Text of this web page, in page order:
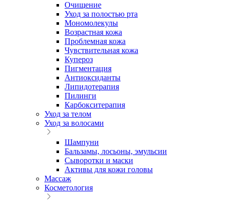
Очищение
Уход за полостью рта
Мономолекулы
Возрастная кожа
Проблемная кожа
Чувствительная кожа
Купероз
Пигментация
Антиоксиданты
Липидотерапия
Пилинги
Карбокситерапия
Уход за телом
Уход за волосами
Шампуни
Бальзамы, лосьоны, эмульсии
Сыворотки и маски
Активы для кожи головы
Массаж
Косметология